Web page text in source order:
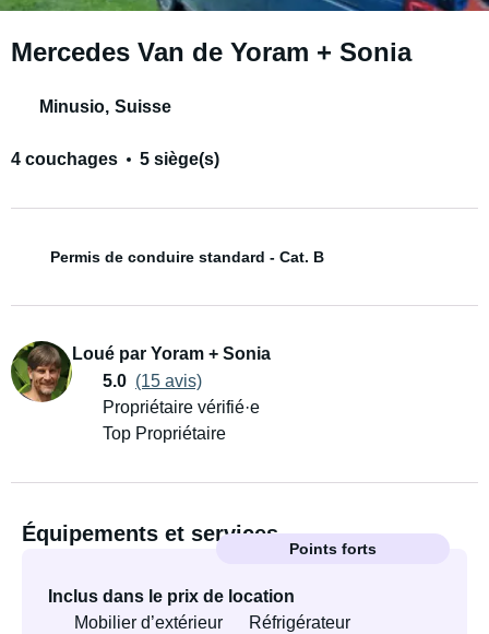
Mercedes Van de Yoram + Sonia
Minusio, Suisse
4 couchages 5 siège(s)
Permis de conduire standard - Cat. B
Loué par Yoram + Sonia
5.0 (15 avis)
Propriétaire vérifié·e
Top Propriétaire
Équipements et services
Points forts
Inclus dans le prix de location
Mobilier d’extérieur
Réfrigérateur